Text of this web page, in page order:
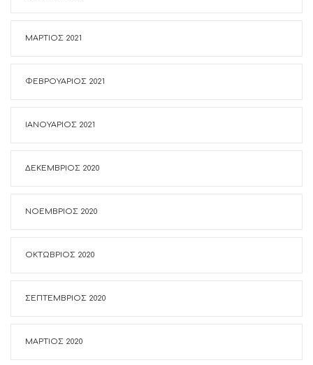
ΜΆΡΤΙΟΣ 2021
ΦΕΒΡΟΥΆΡΙΟΣ 2021
ΙΑΝΟΥΆΡΙΟΣ 2021
ΔΕΚΈΜΒΡΙΟΣ 2020
ΝΟΈΜΒΡΙΟΣ 2020
ΟΚΤΏΒΡΙΟΣ 2020
ΣΕΠΤΈΜΒΡΙΟΣ 2020
ΜΆΡΤΙΟΣ 2020